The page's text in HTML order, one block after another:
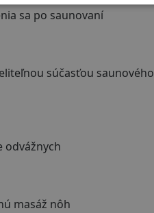
sa po saunovaní
súčasťou saunového
odvážnych
masáž nôh